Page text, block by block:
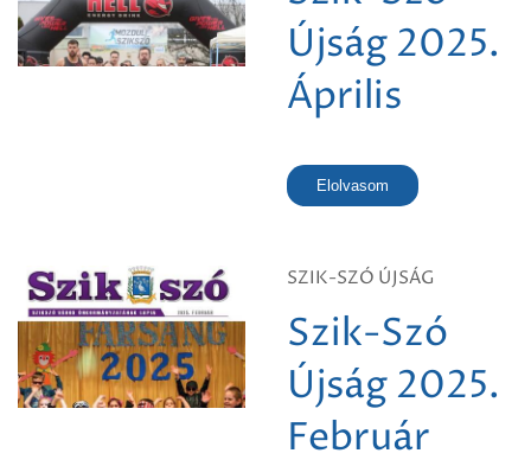
Újság 2025.
Április
Elolvasom
SZIK-SZÓ ÚJSÁG
Szik-Szó
Újság 2025.
Február